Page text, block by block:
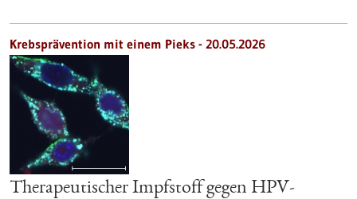
Krebsprävention mit einem Pieks - 20.05.2026
Therapeutischer Impfstoff gegen HPV-